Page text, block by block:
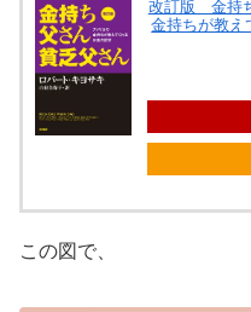
改訂版 金持
金持ちが教え
この図で、